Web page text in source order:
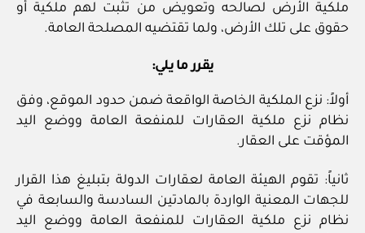
ملكية الأرض لصالحه وتعويض من تثبت لهم ملكية أو
حقوق على تلك الأرض، ولما تقتضيه المصلحة العامة.
يقرر ما يلي:
أولاً: نزع الملكية الخاصة الواقعة ضمن حدود الموقع، وفق
نظام نزع ملكية العقارات للمنفعة العامة ووضع اليد
المؤقت على العقار.
ثانياً: تقوم الهيئة العامة لعقارات الدولة بتبليغ هذا القرار
للجهات المعنية الواردة بالمادتين السادسة والسابعة في
نظام نزع ملكية العقارات للمنفعة العامة ووضع اليد